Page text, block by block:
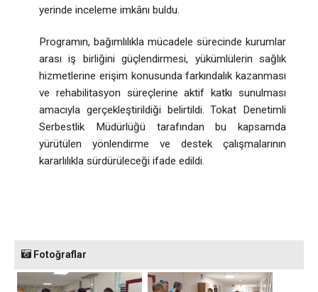
yerinde inceleme imkânı buldu.
Programın, bağımlılıkla mücadele sürecinde kurumlar
arası iş birliğini güçlendirmesi, yükümlülerin sağlık
hizmetlerine erişim konusunda farkındalık kazanması
ve rehabilitasyon süreçlerine aktif katkı sunulması
amacıyla gerçekleştirildiği belirtildi. Tokat Denetimli
Serbestlik Müdürlüğü tarafından bu kapsamda
yürütülen yönlendirme ve destek çalışmalarının
kararlılıkla sürdürüleceği ifade edildi.
Fotoğraflar